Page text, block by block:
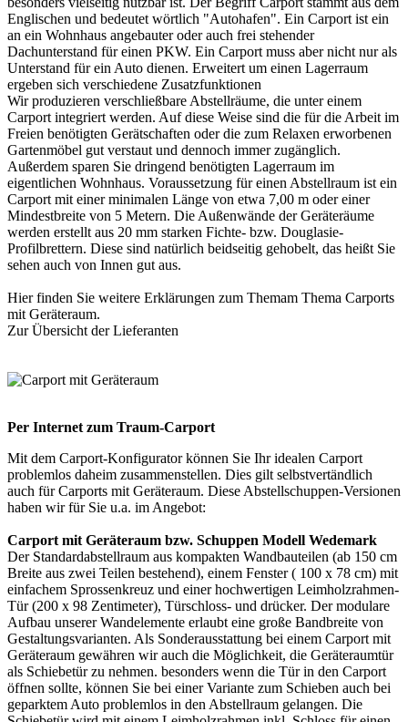
Englischen und bedeutet wörtlich "Autohafen". Ein Carport ist ein
an ein Wohnhaus angebauter oder auch frei stehender
Dachunterstand für einen PKW. Ein Carport muss aber nicht nur als
Unterstand für ein Auto dienen. Erweitert um einen Lagerraum
ergeben sich verschiedene Zusatzfunktionen
Wir produzieren verschließbare Abstellräume, die unter einem
Carport integriert werden. Auf diese Weise sind die für die Arbeit im
Freien benötigten Gerätschaften oder die zum Relaxen erworbenen
Gartenmöbel gut verstaut und dennoch immer zugänglich.
Außerdem sparen Sie dringend benötigten Lagerraum im
eigentlichen Wohnhaus. Voraussetzung für einen Abstellraum ist ein
Carport mit einer minimalen Länge von etwa 7,00 m oder einer
Mindestbreite von 5 Metern. Die Außenwände der Geräteräume
werden erstellt aus 20 mm starken Fichte- bzw. Douglasie-
Profilbrettern. Diese sind natürlich beidseitig gehobelt, das heißt Sie
sehen auch von Innen gut aus.
Hier finden Sie weitere Erklärungen zum Themam Thema Carports
mit Geräteraum.
Zur Übersicht derLieferanten
Per Internet zum Traum-Carport
Mit dem Carport-Konfiguratorkönnen Sie Ihr idealen Carport
problemlos daheim zusammenstellen. Dies gilt selbstvertändlich
auch für Carports mit Geräteraum. Diese Abstellschuppen-Versionen
haben wir für Sie u.a. im Angebot:
Carport mit Geräteraum bzw. Schuppen Modell Wedemark
Der Standardabstellraum aus kompakten Wandbauteilen (ab 150 cm
Breite aus zwei Teilen bestehend), einem Fenster ( 100 x 78 cm) mit
einfachem Sprossenkreuz und einer hochwertigen Leimholzrahmen-
Tür (200 x 98 Zentimeter), Türschloss- und drücker. Der modulare
Aufbau unserer Wandelemente erlaubt eine große Bandbreite von
Gestaltungsvarianten. Als Sonderausstattung bei einem Carport mit
Geräteraum gewähren wir auch die Möglichkeit, die Geräteraumtür
als Schiebetür zu nehmen. besonders wenn die Tür in den Carport
öffnen sollte, können Sie bei einer Variante zum Schieben auch bei
geparktem Auto problemlos in den Abstellraum gelangen. Die